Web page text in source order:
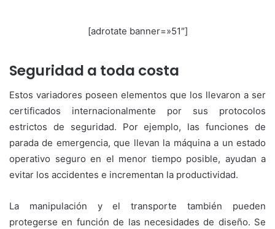
[adrotate banner=»51″]
Seguridad a toda costa
Estos variadores poseen elementos que los llevaron a ser
certificados internacionalmente por sus protocolos
estrictos de seguridad. Por ejemplo, las funciones de
parada de emergencia, que llevan la máquina a un estado
operativo seguro en el menor tiempo posible, ayudan a
evitar los accidentes e incrementan la productividad.
La manipulación y el transporte también pueden
protegerse en función de las necesidades de diseño. Se